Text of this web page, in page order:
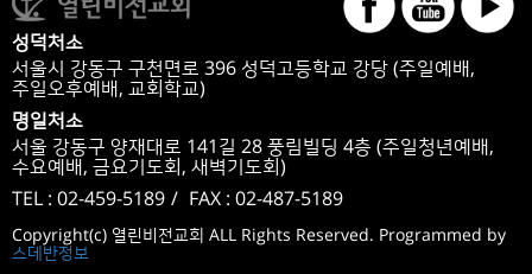
성덕처소
서울시 강동구 구천면로 396 성덕고등학교 강당 (주일예배,
주일오후예배, 교회학교)
명일처소
서울 강동구 양재대로 141길 28 풍림빌딩 4층 (주일청년예배,
수요예배, 금요기도회, 새벽기도회)
TEL : 02-459-5189 / FAX : 02-487-5189
Copyright(c) 열린비전교회 ALL Rights Reserved. Programmed by
스데반정보